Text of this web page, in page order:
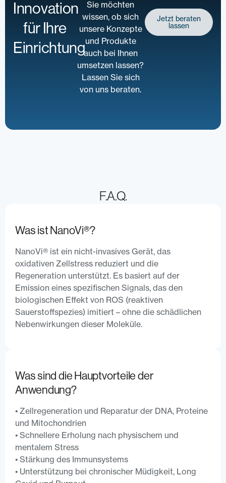
Innovation
für Ihre
Einrichtung
Sie möchten
wissen, ob sich
unsere Konzepte
und Produkte
auch bei Ihnen
umsetzen lassen?
Lassen Sie sich
von uns beraten.
Jetzt beraten
lassen
F.A.Q.
Was ist NanoVi®️?
NanoVi®️ ist ein nicht-invasives Gerät, das
oxidativen Zellstress reduziert und die
Regeneration unterstützt. Es basiert auf der
Emission eines spezifischen Signals, das den
biologischen Effekt von ROS (reaktiven
Sauerstoffspezies) imitiert – ohne die schädlichen
Nebenwirkungen dieser Moleküle.
Was sind die Hauptvorteile der
Anwendung?
• Zellregeneration und Reparatur der DNA, Proteine
und Mitochondrien
• Schnellere Erholung nach physischem und
mentalem Stress
• Stärkung des Immunsystems
• Unterstützung bei chronischer Müdigkeit, Long